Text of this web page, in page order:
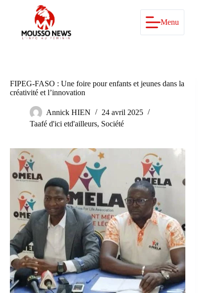
Menu
FIPEG-FASO : Une foire pour enfants et jeunes dans la
créativité et l’innovation
Annick HIEN
24 avril 2025
Taafé d'ici etd'ailleurs, Société